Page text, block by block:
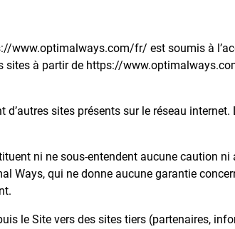
www.optimalways.com/fr/ est soumis à
sites à partir de https://
sites présents sur le réseau
ni ne sous-entendent aucune caution
Ways, qui ne donne aucune garantie
le Site vers des sites tiers (partenaires,